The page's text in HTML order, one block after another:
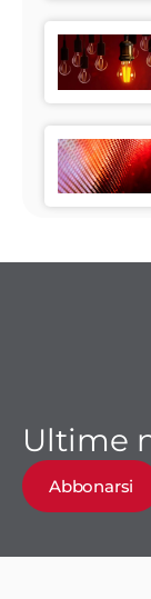
Ultime
Abbonarsi